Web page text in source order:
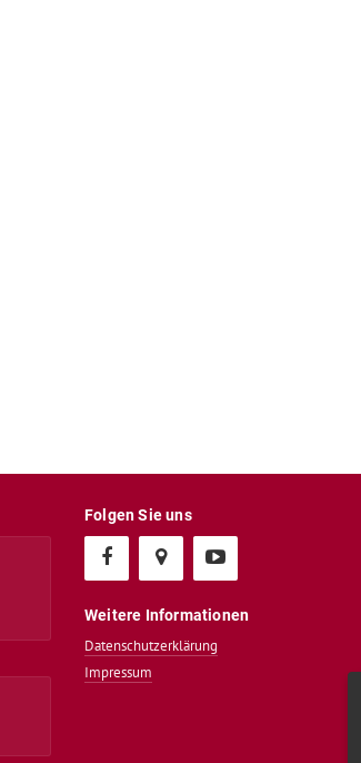
Folgen Sie uns
Weitere Informationen
Datenschutzerklärung
Impressum